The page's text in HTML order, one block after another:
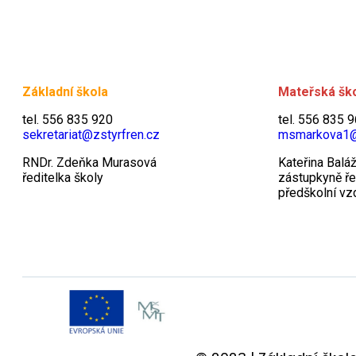
Základní škola
tel. 556 835 920
sekretariat@zstyrfren.cz
RNDr. Zdeňka Murasová
ředitelka školy
Mateřská
tel. 556 835
Kateřina
zástupkyně
předškolní